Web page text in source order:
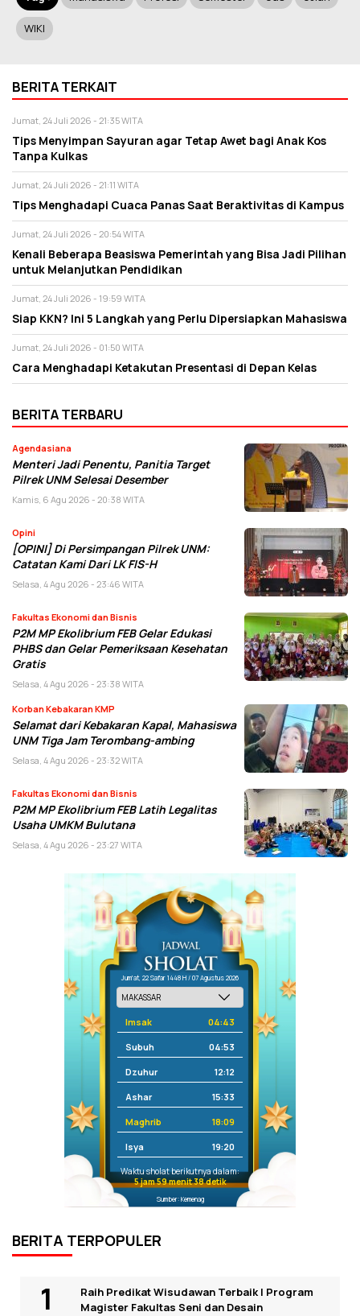
WIKI
BERITA TERKAIT
Jumat, 24 Juli 2026 - 21:35 WITA
Tips Menyimpan Sayuran agar Tetap Awet bagi Anak Kos
Tanpa Kulkas
Jumat, 24 Juli 2026 - 21:11 WITA
Tips Menghadapi Cuaca Panas Saat Beraktivitas di Kampus
Jumat, 24 Juli 2026 - 20:54 WITA
Kenali Beberapa Beasiswa Pemerintah yang Bisa Jadi Pilihan
untuk Melanjutkan Pendidikan
Jumat, 24 Juli 2026 - 19:59 WITA
Siap KKN? Ini 5 Langkah yang Perlu Dipersiapkan Mahasiswa
Jumat, 24 Juli 2026 - 01:50 WITA
Cara Menghadapi Ketakutan Presentasi di Depan Kelas
BERITA TERBARU
Agendasiana
Menteri Jadi Penentu, Panitia Target
Pilrek UNM Selesai Desember
Kamis, 6 Agu 2026 - 20:38 WITA
Opini
[OPINI] Di Persimpangan Pilrek UNM:
Catatan Kami Dari LK FIS-H
Selasa, 4 Agu 2026 - 23:46 WITA
Fakultas Ekonomi dan Bisnis
P2M MP Ekolibrium FEB Gelar Edukasi
PHBS dan Gelar Pemeriksaan Kesehatan
Gratis
Selasa, 4 Agu 2026 - 23:38 WITA
Korban Kebakaran KMP
Selamat dari Kebakaran Kapal, Mahasiswa
UNM Tiga Jam Terombang-ambing
Selasa, 4 Agu 2026 - 23:32 WITA
Fakultas Ekonomi dan Bisnis
P2M MP Ekolibrium FEB Latih Legalitas
Usaha UMKM Bulutana
Selasa, 4 Agu 2026 - 23:27 WITA
Jum'at, 22 Safar 1448 H / 07 Agustus 2026
Imsak 04:43
Subuh 04:53
Dzuhur 12:12
Ashar 15:33
Maghrib 18:09
Isya 19:20
Waktu sholat berikutnya dalam:
5 jam 59 menit 38 detik
Sumber: Kemenag
BERITA TERPOPULER
Raih Predikat Wisudawan Terbaik I Program
Magister Fakultas Seni dan Desain